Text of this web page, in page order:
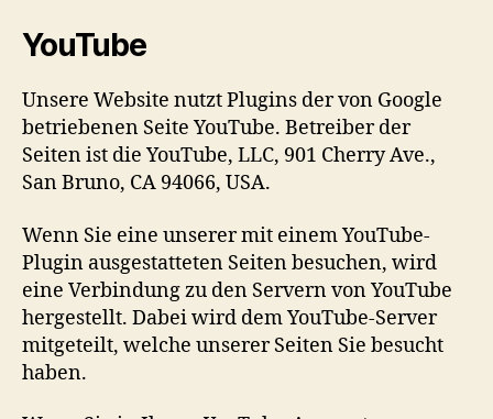
YouTube
Unsere Website nutzt Plugins der von Google
betriebenen Seite YouTube. Betreiber der
Seiten ist die YouTube, LLC, 901 Cherry Ave.,
San Bruno, CA 94066, USA.
Wenn Sie eine unserer mit einem YouTube-
Plugin ausgestatteten Seiten besuchen, wird
eine Verbindung zu den Servern von YouTube
hergestellt. Dabei wird dem YouTube-Server
mitgeteilt, welche unserer Seiten Sie besucht
haben.